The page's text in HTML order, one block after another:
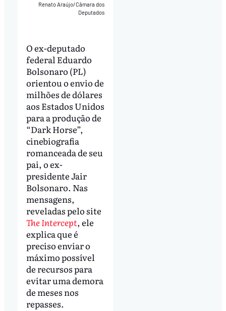
Renato Araújo/Câmara dos
Deputados
O ex-deputado
federal Eduardo
Bolsonaro (PL)
orientou o envio de
milhões de dólares
aos Estados Unidos
para a produção de
“Dark Horse”,
cinebiografia
romanceada de seu
pai, o ex-
presidente Jair
Bolsonaro. Nas
mensagens,
reveladas pelo site
The Intercept, ele
explica que é
preciso enviar o
máximo possível
de recursos para
evitar uma demora
de meses nos
repasses.